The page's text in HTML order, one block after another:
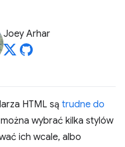
Joey Arhar
HTML są trudne do
wybrać kilka stylów
ich wcale, albo